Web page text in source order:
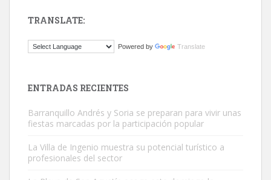
El ayuntamiento se va a llevar a Los Gatos callejeros de la zona los
TRANSLATE:
Powered by Translate
ENTRADAS RECIENTES
Barranquillo Andrés y Soria se preparan para vivir unas
fiestas marcadas por la participación popular
La Villa de Ingenio muestra su potencial turístico a
profesionales del sector